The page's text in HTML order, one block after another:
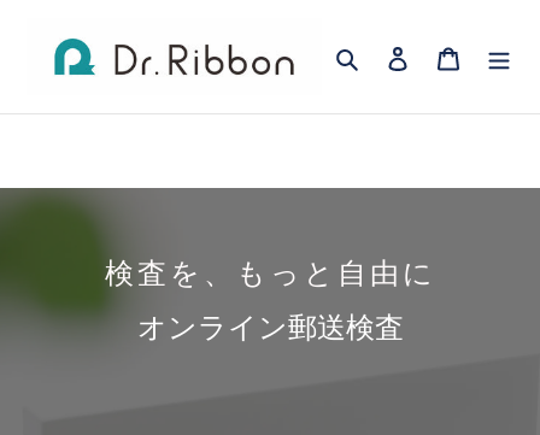
ン
検索 ログイン
カート
検査を、もっと自由に
オンライン郵送検査